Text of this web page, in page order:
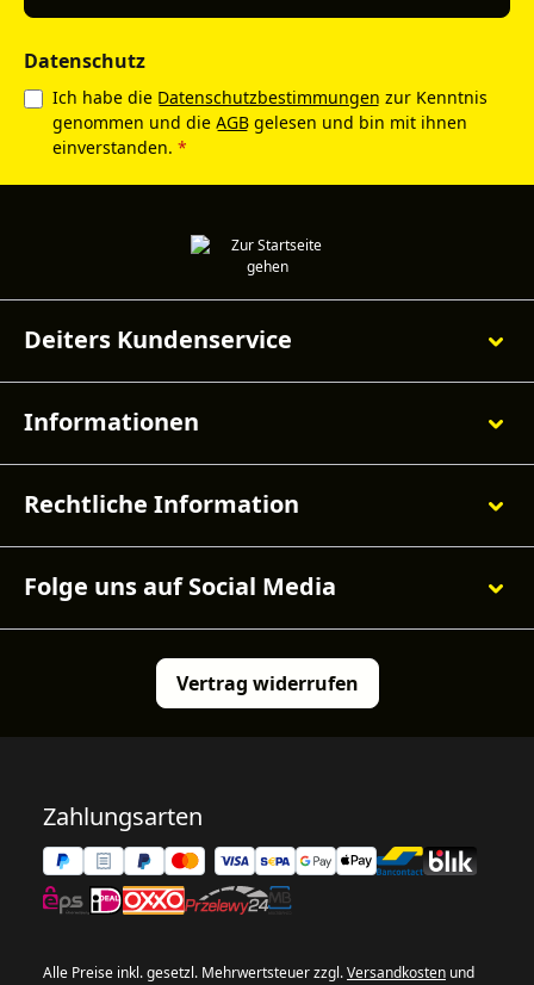
Datenschutz
Ich habe die Datenschutzbestimmungen zur Kenntnis
genommen und die AGB gelesen und bin mit ihnen
einverstanden. *
Deiters Kundenservice
Informationen
Rechtliche Information
Folge uns auf Social Media
Vertrag widerrufen
Zahlungsarten
Alle Preise inkl. gesetzl. Mehrwertsteuer zzgl.Versandkosten und